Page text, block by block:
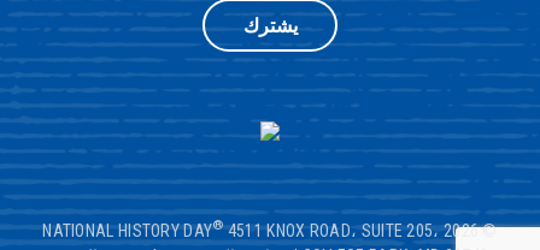
يشترك
© 2026 NATIONAL HISTORY DAY
® 4511 KNOX ROAD، SUITE 205،